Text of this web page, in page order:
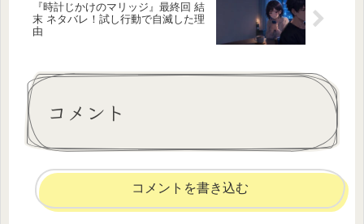
『時計じかけのマリッジ』最終回 結
末 ネタバレ！試し行動で自滅した理
由
コメント
コメントを書き込む